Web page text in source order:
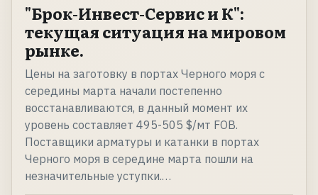
"Брок-Инвест-Сервис и К":
текущая ситуация на мировом
рынке.
Цены на заготовку в портах Черного моря с
середины марта начали постепенно
восстанавливаются, в данный момент их
уровень составляет 495-505 $/мт FOB.
Поставщики арматуры и катанки в портах
Черного моря в середине марта пошли на
незначительные уступки.…